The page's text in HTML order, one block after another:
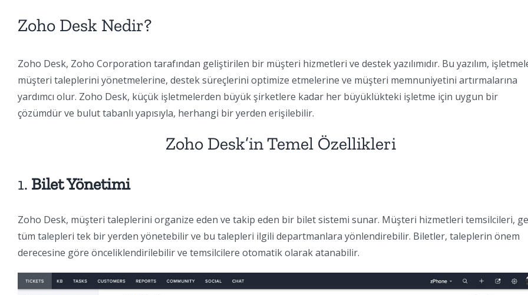
Zoho Desk Nedir?
Zoho Desk, Zoho Corporation tarafından geliştirilen bir müşteri hizmetleri ve destek yazılımıdır. Bu yazılım,
müşteri taleplerini yönetmelerine, destek süreçlerini optimize etmelerine ve müşteri memnuniyetini artırmalarına
yardımcı olur. Zoho Desk, küçük işletmelerden büyük şirketlere kadar her büyüklükteki işletme için uygun bir
çözümdür ve bulut tabanlı yapısıyla, herhangi bir yerden erişilebilir.
Zoho Desk’in Temel Özellikleri
1. Bilet Yönetimi
Zoho Desk, müşteri taleplerini organize eden ve takip eden bir bilet sistemi sunar. Müşteri hizmetleri temsilcileri,
tüm talepleri tek bir yerden yönetebilir ve bu talepleri ilgili departmanlara yönlendirebilir. Biletler, taleplerin önem
derecesine göre önceliklendirilebilir ve temsilcilere otomatik olarak atanabilir.